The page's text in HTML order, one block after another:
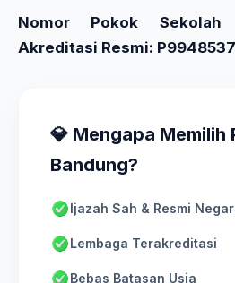
Nomor Pokok Sekolah
Akreditasi Resmi: P9948537
💎 Mengapa Memilih
Bandung?
Ijazah Sah & Resmi
Lembaga Terakreditasi
Bebas Batasan Usia